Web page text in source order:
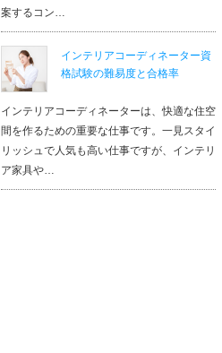
案するコン…
インテリアコーディネーター資
格試験の難易度と合格率
インテリアコーディネーターは、快適な住空
間を作るための重要な仕事です。一見スタイ
リッシュで人気も高い仕事ですが、インテリ
ア家具や…